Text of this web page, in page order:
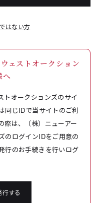
はない方
ェストオークション
へ
トオークションズのサイ
同じIDで当サイトのご利
際は、（株）ニューアー
のログインIDをご用意の
行のお手続きを行いログ
する